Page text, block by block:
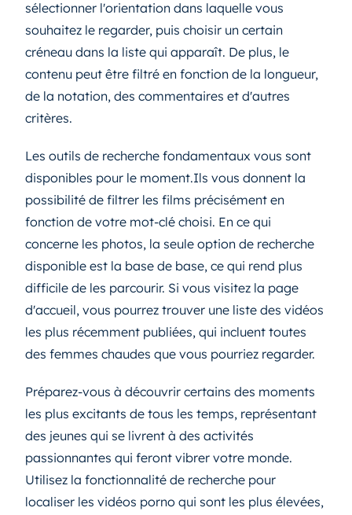
sélectionner l'orientation dans laquelle vous
souhaitez le regarder, puis choisir un certain
créneau dans la liste qui apparaît. De plus, le
contenu peut être filtré en fonction de la longueur,
de la notation, des commentaires et d'autres
critères.
Les outils de recherche fondamentaux vous sont
disponibles pour le moment.Ils vous donnent la
possibilité de filtrer les films précisément en
fonction de votre mot-clé choisi. En ce qui
concerne les photos, la seule option de recherche
disponible est la base de base, ce qui rend plus
difficile de les parcourir. Si vous visitez la page
d'accueil, vous pourrez trouver une liste des vidéos
les plus récemment publiées, qui incluent toutes
des femmes chaudes que vous pourriez regarder.
Préparez-vous à découvrir certains des moments
les plus excitants de tous les temps, représentant
des jeunes qui se livrent à des activités
passionnantes qui feront vibrer votre monde.
Utilisez la fonctionnalité de recherche pour
localiser les vidéos porno qui sont les plus élevées,